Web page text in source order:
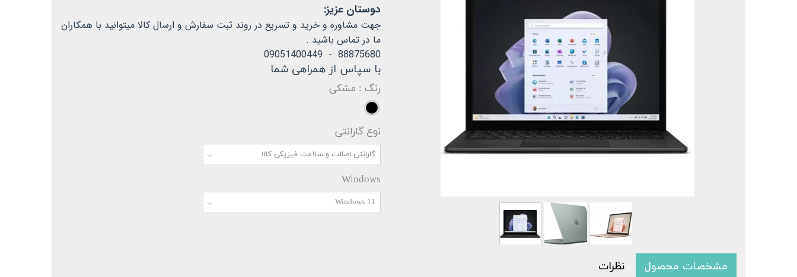
سرفیس دئو
دوستان عزیز:
جهت مشاوره و خرید و تسریع در روند ثبت سفارش و ارسال کالا میتوانید با همکاران
ما در تماس باشید .
88875680 - 09051400449
با سپاس از همراهی شما
رنگ : مشکی
نوع گارانتی
گارانتی اصالت و سلامت فیزیکی کالا
Windows
Windows 11
مشخصات محصول نظرات